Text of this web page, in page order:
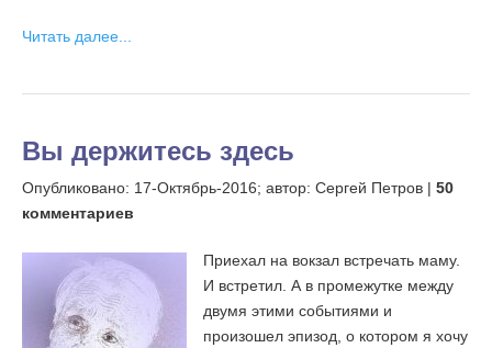
Читать далее...
Вы держитесь здесь
Опубликовано: 17-Октябрь-2016; автор: Сергей Петров | 50
комментариев
Приехал на вокзал встречать маму.
И встретил. А в промежутке между
двумя этими событиями и
произошел эпизод, о котором я хочу